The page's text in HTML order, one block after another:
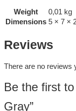
Weight
0,01 kg
Dimensions 5 × 7 ×
Reviews
There are no reviews
Be the first
Gray”